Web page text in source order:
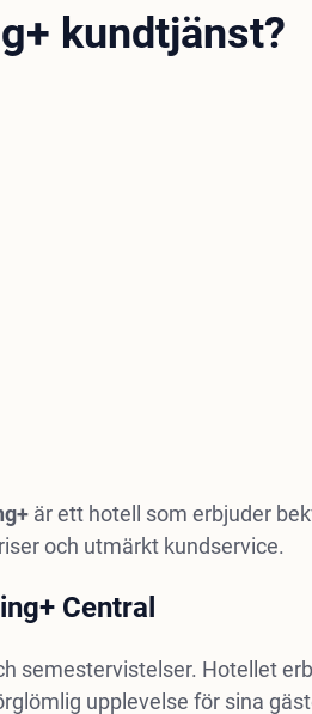
kundtjänst?
är ett hotell som erbjuder
och utmärkt kundservice.
Central
semestervistelser. Hotellet
upplevelse för sina